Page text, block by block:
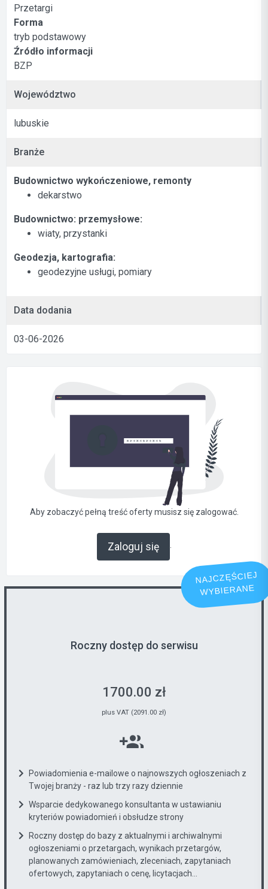
Przetargi
Forma
tryb podstawowy
Źródło informacji
BZP
Województwo
lubuskie
Branże
Budownictwo wykończeniowe, remonty
dekarstwo
Budownictwo: przemysłowe:
wiaty, przystanki
Geodezja, kartografia:
geodezyjne usługi, pomiary
Data dodania
03-06-2026
Aby zobaczyć pełną treść oferty musisz się zalogować.
Zaloguj się .
NAJCZĘŚCIEJ
WYBIERANE
Roczny dostęp do serwisu
1700.00 zł
plus VAT (2091.00 zł)
Powiadomienia e-mailowe o najnowszych ogłoszeniach z
Twojej branży - raz lub trzy razy dziennie
Wsparcie dedykowanego konsultanta w ustawianiu
kryteriów powiadomień i obsłudze strony
Roczny dostęp do bazy z aktualnymi i archiwalnymi
ogłoszeniami o przetargach, wynikach przetargów,
planowanych zamówieniach, zleceniach, zapytaniach
ofertowych, zapytaniach o cenę, licytacjach...